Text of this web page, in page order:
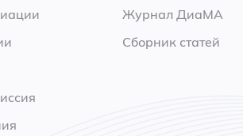
Журнал ДиаМА
Сборник статей